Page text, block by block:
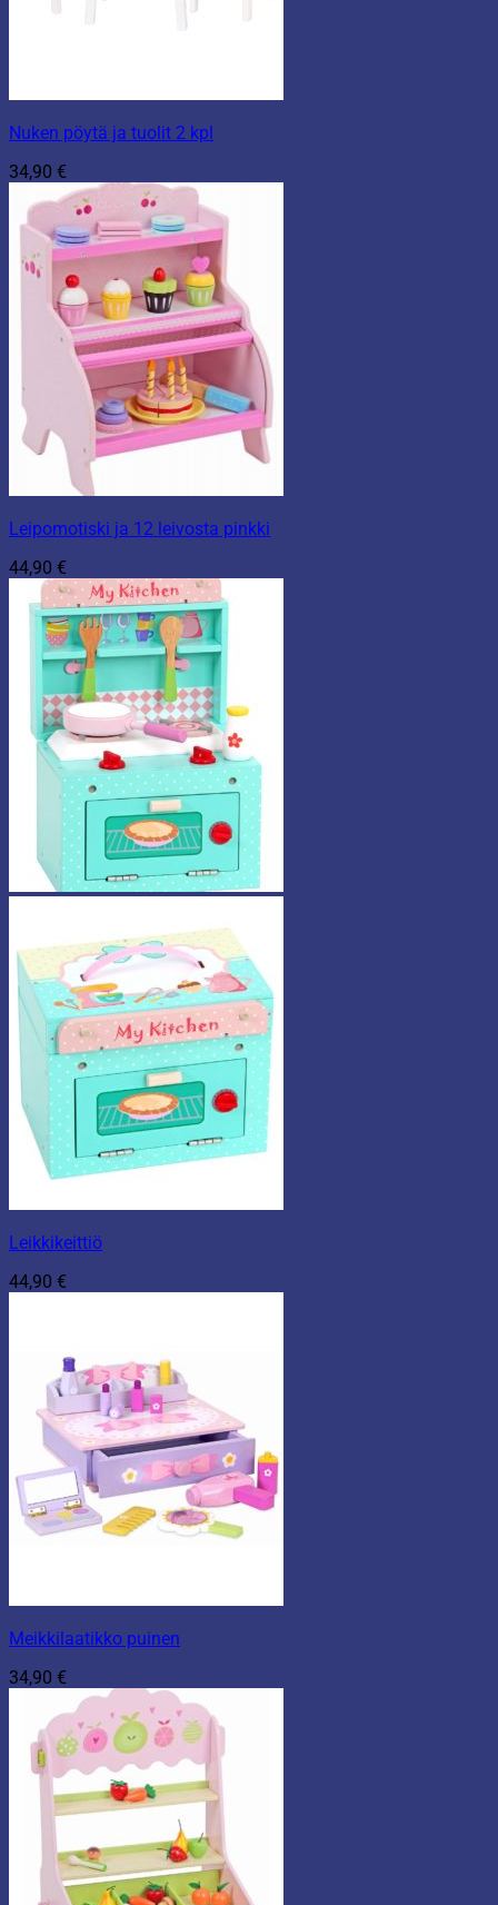
Nuken pöytä ja tuolit 2 kpl
34,90 €
Leipomotiski ja 12 leivosta pinkki
44,90 €
Leikkikeittiö
44,90 €
Meikkilaatikko puinen
34,90 €